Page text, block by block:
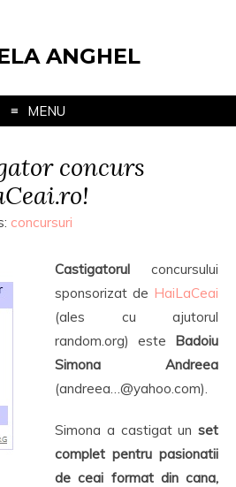
ANGHEL
MENU
concurs
concursuri
Castigatorul concursului
sponsorizat de HaiLaCeai
(ales cu ajutorul
random.org) este Badoiu
Simona Andreea
(andreea…@yahoo.com).
Simona a castigat un set
complet pentru pasionatii
de ceai format din cana,